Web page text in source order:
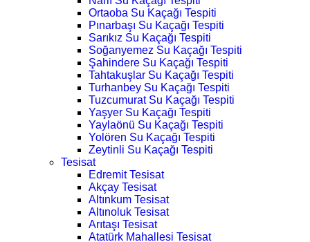
Ortaoba Su Kaçağı Tespiti
Pınarbaşı Su Kaçağı Tespiti
Sarıkız Su Kaçağı Tespiti
Soğanyemez Su Kaçağı Tespiti
Şahindere Su Kaçağı Tespiti
Tahtakuşlar Su Kaçağı Tespiti
Turhanbey Su Kaçağı Tespiti
Tuzcumurat Su Kaçağı Tespiti
Yaşyer Su Kaçağı Tespiti
Yaylaönü Su Kaçağı Tespiti
Yolören Su Kaçağı Tespiti
Zeytinli Su Kaçağı Tespiti
Tesisat
Edremit Tesisat
Akçay Tesisat
Altınkum Tesisat
Altınoluk Tesisat
Arıtaşı Tesisat
Atatürk Mahallesi Tesisat